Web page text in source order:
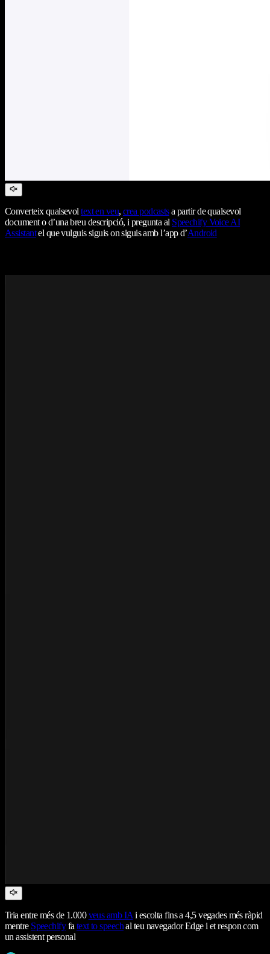
Converteix qualsevoltext en veu, crea podcastsa partir de qualsevol
document o d’una breu descripció, i pregunta al Speechify Voice AI
Assistantel que vulguis siguis on siguis amb l’app d’Android
Tria entre més de 1.000veus amb IA i escolta fins a 4,5 vegades més ràpid
mentre Speechifyfa text to speechal teu navegador Edge i et respon com
un assistent personal